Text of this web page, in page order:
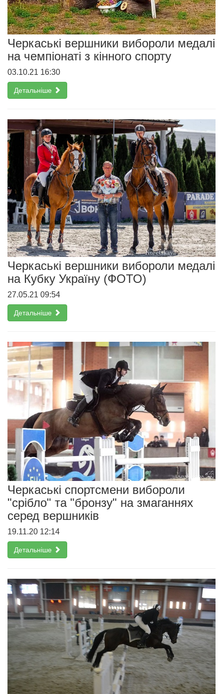
Черкаські вершники вибороли медалі
на чемпіонаті з кінного спорту
03.10.21 16:30
Детальніше
Черкаські вершники вибороли медалі
на Кубку Україну (ФОТО)
27.05.21 09:54
Детальніше
Черкаські спортсмени вибороли
"срібло" та "бронзу" на змаганнях
серед вершників
19.11.20 12:14
Детальніше